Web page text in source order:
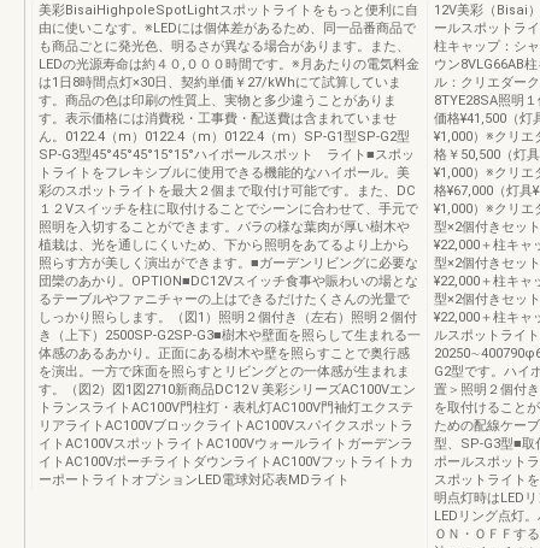
美彩BisaiHighpoleSpotLightスポットライトをもっと便利に自
由に使いこなす。※LEDには個体差があるため、同一品番商品で
も商品ごとに発光色、明るさが異なる場合があります。また、
LEDの光源寿命は約４０,０００時間です。※月あたりの電気料金
は1日8時間点灯×30日、契約単価￥27/kWhにて試算していま
す。商品の色は印刷の性質上、実物と多少違うことがありま
す。表示価格には消費税・工事費・配送費は含まれていませ
ん。0122.4（m）0122.4（m）0122.4（m）SP-G1型SP-G2型
SP-G3型45°45°45°15°15°ハイポールスポット ライト■スポッ
トライトをフレキシブルに使用できる機能的なハイポール。美
彩のスポットライトを最大２個まで取付け可能です。また、DC
１２Vスイッチを柱に取付けることでシーンに合わせて、手元で
照明を入切することができます。バラの様な葉肉が厚い樹木や
植栽は、光を通しにくいため、下から照明をあてるより上から
照らす方が美しく演出ができます。■ガーデンリビングに必要な
団欒のあかり。OPTION■DC12Vスイッチ食事や賑わいの場とな
るテーブルやファニチャーの上はできるだけたくさんの光量で
しっかり照らします。（図1）照明２個付き（左右）照明２個付
き（上下）2500SP-G2SP-G3■樹木や壁面を照らして生まれる一
体感のあるあかり。正面にある樹木や壁を照らすことで奥行感
を演出。一方で床面を照らすとリビングとの一体感が生まれま
す。（図2）図1図2710新商品DC12Ｖ美彩シリーズAC100Vエン
トランスライトAC100V門柱灯・表札灯AC100V門袖灯エクステ
リアライトAC100VブロックライトAC100Vスパイクスポットラ
イトAC100VスポットライトAC100Vウォールライトガーデンラ
イトAC100VポーチライトダウンライトAC100Vフットライトカ
ーポートライトオプションLED電球対応表MDライト
12V美彩（Bisai
ールスポットラ
柱キャップ：シ
ウン8VLG66AB
ル：クリエダー
8TYE28SA照明
価格¥41,500（灯
¥1,000）※クリエ
格￥50,500（灯
¥1,000）※クリエ
格¥67,000（灯具
¥1,000）※クリエ
型×2個付きセッ
¥22,000＋柱キャ
型×2個付きセッ
¥22,000＋柱キャ
型×2個付きセッ
¥22,000＋柱キャ
ルスポットライ
G2型です。ハイ
置＞照明２個付
を取付けること
ための配線ケー
型、SP-G3型■取
ポールスポット
スポットライト
明点灯時はLED
LEDリング点灯
ＯＮ・ＯＦＦす